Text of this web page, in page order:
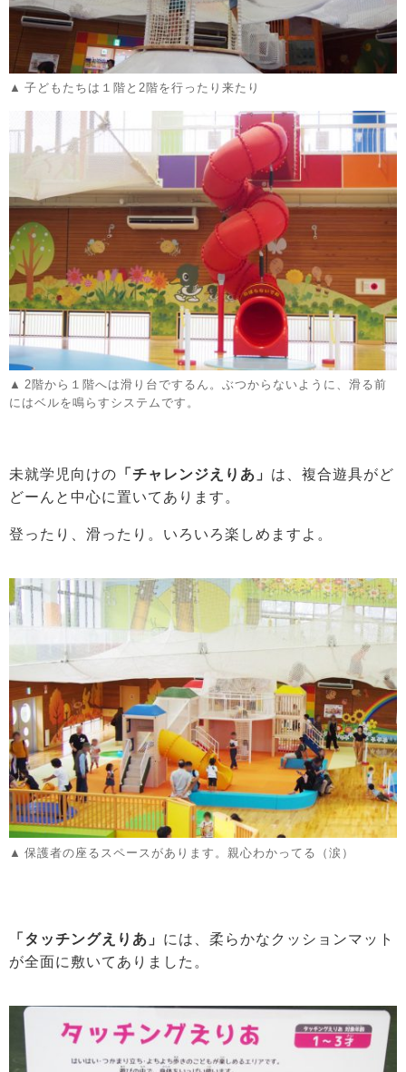
子どもたちは１階と2階を行ったり来たり
2階から１階へは滑り台でするん。ぶつからないように、滑る前
にはベルを鳴らすシステムです。
未就学児向けの 「チャレンジえりあ」 は、複合遊具がど
どーんと中心に置いてあります。
登ったり、滑ったり。いろいろ楽しめますよ。
保護者の座るスペースがあります。親心わかってる（涙）
「タッチングえりあ」 には、柔らかなクッションマット
が全面に敷いてありました。